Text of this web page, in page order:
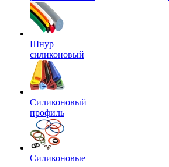
Шнур
силиконовый
Силиконовый
профиль
Силиконовые